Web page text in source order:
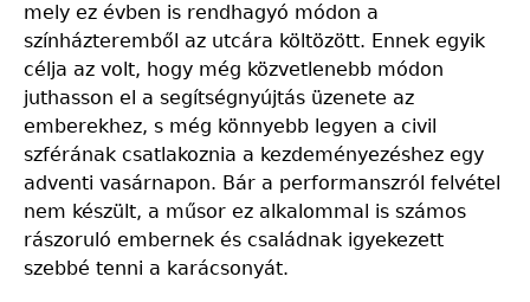
mely ez évben is rendhagyó módon a
színházteremből az utcára költözött. Ennek egyik
célja az volt, hogy még közvetlenebb módon
juthasson el a segítségnyújtás üzenete az
emberekhez, s még könnyebb legyen a civil
szférának csatlakoznia a kezdeményezéshez egy
adventi vasárnapon. Bár a performanszról felvétel
nem készült, a műsor ez alkalommal is számos
rászoruló embernek és családnak igyekezett
szebbé tenni a karácsonyát.